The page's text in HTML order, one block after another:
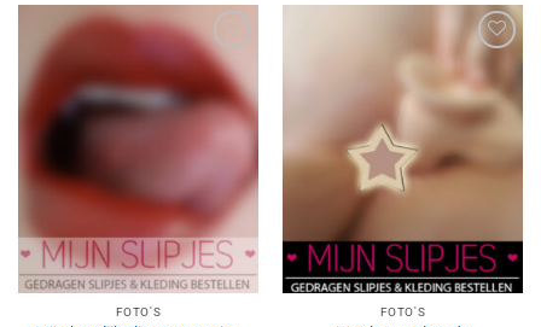
Aan
verlanglijst
toevoegen
FOTO'S
verlanglijst
toevoegen
FOTO'S